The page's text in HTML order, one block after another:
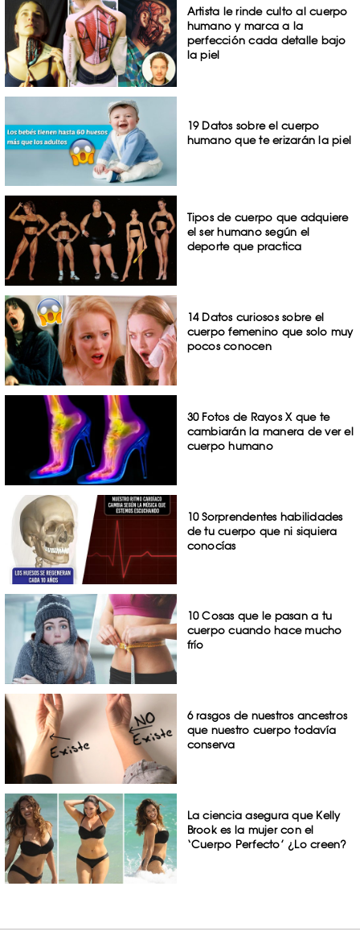
Artista le rinde culto al cuerpo
humano y marca a la
perfección cada detalle bajo
la piel
19 Datos sobre el cuerpo
humano que te erizarán la piel
Tipos de cuerpo que adquiere
el ser humano según el
deporte que practica
14 Datos curiosos sobre el
cuerpo femenino que solo muy
pocos conocen
30 Fotos de Rayos X que te
cambiarán la manera de ver el
cuerpo humano
10 Sorprendentes habilidades
de tu cuerpo que ni siquiera
conocías
10 Cosas que le pasan a tu
cuerpo cuando hace mucho
frío
6 rasgos de nuestros ancestros
que nuestro cuerpo todavía
conserva
La ciencia asegura que Kelly
Brook es la mujer con el
‘Cuerpo Perfecto’ ¿Lo creen?